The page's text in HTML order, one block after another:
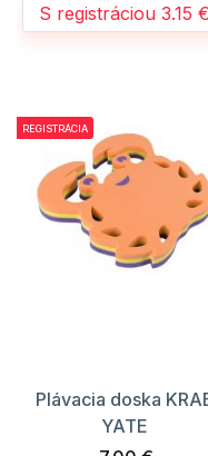
S registráciou 3.15 €
REGISTRÁCIA
Plávacia doska
YATE